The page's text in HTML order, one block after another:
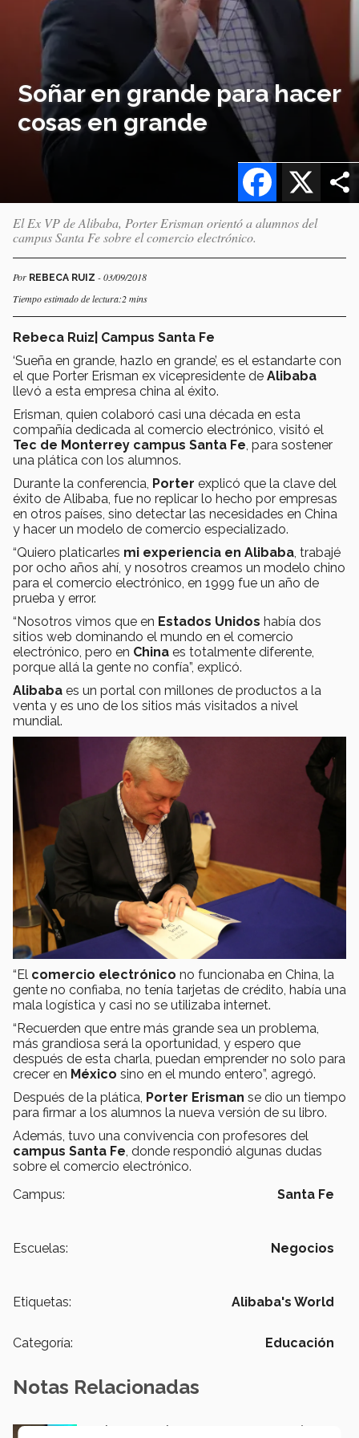
Soñar en grande para hacer
cosas en grande
X
Facebook
El Ex VP de Alibaba, Porter Erisman orientó a alumnos del
campus Santa Fe sobre el comercio electrónico.
Por REBECA RUIZ - 03/09/2018
Tiempo estimado de lectura:2 mins
Rebeca Ruiz| Campus Santa Fe
‘Sueña en grande, hazlo en grande’, es el estandarte con
el que Porter Erisman ex vicepresidente de Alibaba
llevó a esta empresa china al éxito.
Erisman, quien colaboró casi una década en esta
compañía dedicada al comercio electrónico, visitó el
Tec de Monterrey campus Santa Fe , para sostener
una plática con los alumnos.
Durante la conferencia, Porter explicó que la clave del
éxito de Alibaba, fue no replicar lo hecho por empresas
en otros países, sino detectar las necesidades en China
y hacer un modelo de comercio especializado.
“Quiero platicarles mi experiencia en Alibaba , trabajé
por ocho años ahí, y nosotros creamos un modelo chino
para el comercio electrónico, en 1999 fue un año de
prueba y error.
“Nosotros vimos que en Estados Unidos había dos
sitios web dominando el mundo en el comercio
electrónico, pero en China es totalmente diferente,
porque allá la gente no confía”, explicó.
Alibaba es un portal con millones de productos a la
venta y es uno de los sitios más visitados a nivel
mundial.
“El comercio electrónico no funcionaba en China, la
gente no confiaba, no tenía tarjetas de crédito, había una
mala logística y casi no se utilizaba internet.
“Recuerden que entre más grande sea un problema,
más grandiosa será la oportunidad, y espero que
después de esta charla, puedan emprender no solo para
crecer en México sino en el mundo entero”, agregó.
Después de la plática, Porter Erisman se dio un tiempo
para firmar a los alumnos la nueva versión de su libro.
Además, tuvo una convivencia con profesores del
campus Santa Fe, donde respondió algunas dudas
sobre el comercio electrónico.
Campus:
Santa Fe
Escuelas: Negocios
Etiquetas: Alibaba's World
Categoría: Educación
Notas Relacionadas